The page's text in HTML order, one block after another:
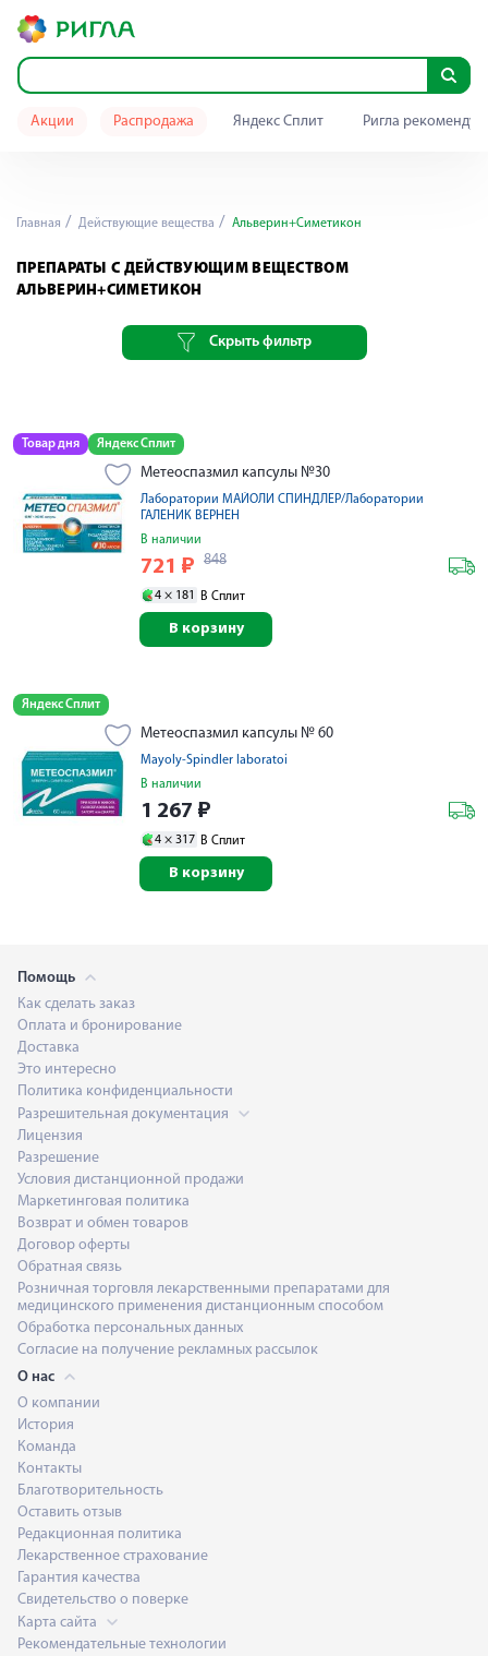
Акции Распродажа Яндекс Сплит Ригла
Главная Действующие вещества Альверин+Симетикон
ПРЕПАРАТЫ С ДЕЙСТВУЮЩИМ ВЕЩЕСТВОМ
АЛЬВЕРИН+СИМЕТИКОН
Скрыть фильтр
Товар дня Яндекс Сплит
Метеоспазмил капсулы №30
Лаборатории МАЙОЛИ СПИНДЛЕР/Лаборатории
ГАЛЕНИК ВЕРНЕН
В наличии
721 ₽ 848
4 × 181 В Сплит
В корзину
Яндекс Сплит
Метеоспазмил капсулы № 60
Mayoly-Spindler laboratoi
В наличии
1 267 ₽
4 × 317 В Сплит
В корзину
Помощь
Как сделать заказ
Оплата и бронирование
Доставка
Это интересно
Политика конфиденциальности
Разрешительная документация
Лицензия
Разрешение
Условия дистанционной продажи
Маркетинговая политика
Возврат и обмен товаров
Договор оферты
Обратная связь
Розничная торговля лекарственными препаратами для
медицинского применения дистанционным способом
Обработка персональных данных
Согласие на получение рекламных рассылок
О нас
О компании
История
Команда
Контакты
Благотворительность
Оставить отзыв
Редакционная политика
Лекарственное страхование
Гарантия качества
Свидетельство о поверке
Карта сайта
Рекомендательные технологии